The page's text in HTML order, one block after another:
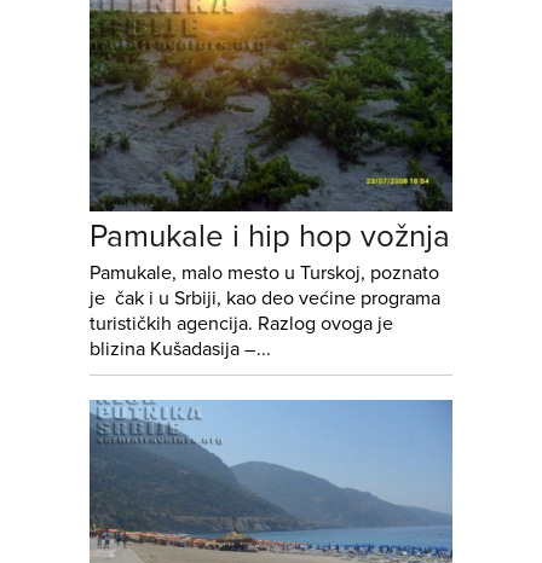
Pamukale i hip hop vožnja
Pamukale, malo mesto u Turskoj, poznato
je čak i u Srbiji, kao deo većine programa
turističkih agencija. Razlog ovoga je
blizina Kušadasija –...